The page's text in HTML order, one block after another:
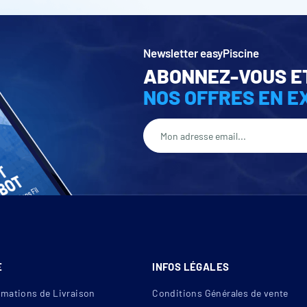
opaque Delos
Newsletter easyPiscine
ABONNEZ-VOUS
NOS OFFRES EN
de Livraison
INFOS LÉGALES
Conditions Générales de vente